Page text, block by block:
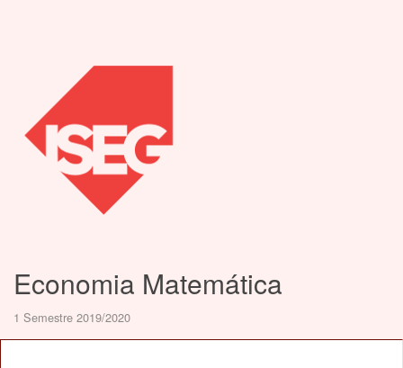
Economia Matemática
1 Semestre 2019/2020